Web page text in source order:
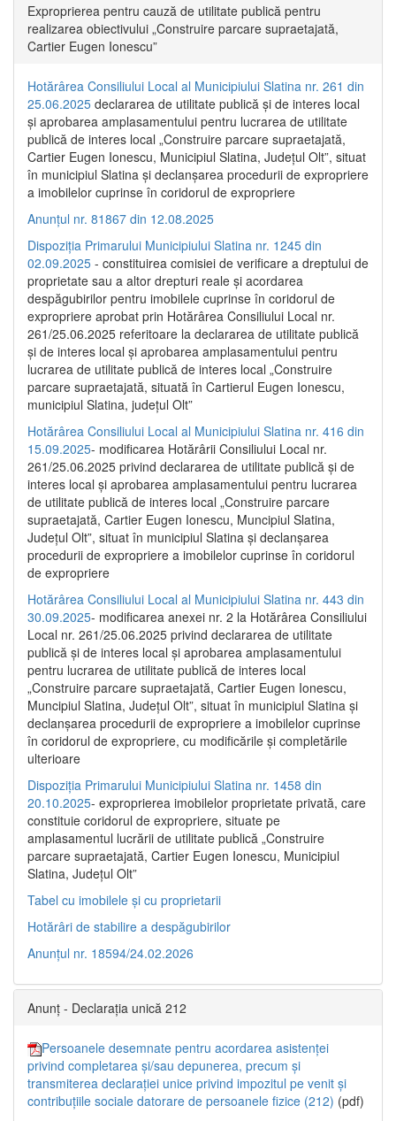
Exproprierea pentru cauză de utilitate publică pentru
realizarea obiectivului „Construire parcare supraetajată,
Cartier Eugen Ionescu”
Hotărârea Consiliului Local al Municipiului Slatina nr. 261 din
25.06.2025 declararea de utilitate publică și de interes local
și aprobarea amplasamentului pentru lucrarea de utilitate
publică de interes local „Construire parcare supraetajată,
Cartier Eugen Ionescu, Municipiul Slatina, Județul Olt”, situat
în municipiul Slatina și declanșarea procedurii de expropriere
a imobilelor cuprinse în coridorul de expropriere
Anunțul nr. 81867 din 12.08.2025
Dispoziția Primarului Municipiului Slatina nr. 1245 din
02.09.2025 - constituirea comisiei de verificare a dreptului de
proprietate sau a altor drepturi reale și acordarea
despăgubirilor pentru imobilele cuprinse în coridorul de
expropriere aprobat prin Hotărârea Consiliului Local nr.
261/25.06.2025 referitoare la declararea de utilitate publică
și de interes local și aprobarea amplasamentului pentru
lucrarea de utilitate publică de interes local „Construire
parcare supraetajată, situată în Cartierul Eugen Ionescu,
municipiul Slatina, județul Olt”
Hotărârea Consiliului Local al Municipiului Slatina nr. 416 din
15.09.2025- modificarea Hotărârii Consiliului Local nr.
261/25.06.2025 privind declararea de utilitate publică și de
interes local și aprobarea amplasamentului pentru lucrarea
de utilitate publică de interes local „Construire parcare
supraetajată, Cartier Eugen Ionescu, Muncipiul Slatina,
Județul Olt”, situat în municipiul Slatina și declanșarea
procedurii de expropriere a imobilelor cuprinse în coridorul
de expropriere
Hotărârea Consiliului Local al Municipiului Slatina nr. 443 din
30.09.2025- modificarea anexei nr. 2 la Hotărârea Consiliului
Local nr. 261/25.06.2025 privind declararea de utilitate
publică şi de interes local şi aprobarea amplasamentului
pentru lucrarea de utilitate publică de interes local
„Construire parcare supraetajată, Cartier Eugen Ionescu,
Muncipiul Slatina, Judeţul Olt”, situat în municipiul Slatina şi
declanşarea procedurii de expropriere a imobilelor cuprinse
în coridorul de expropriere, cu modificările şi completările
ulterioare
Dispoziția Primarului Municipiului Slatina nr. 1458 din
20.10.2025- exproprierea imobilelor proprietate privată, care
constituie coridorul de expropriere, situate pe
amplasamentul lucrării de utilitate publică „Construire
parcare supraetajată, Cartier Eugen Ionescu, Municipiul
Slatina, Județul Olt”
Tabel cu imobilele și cu proprietarii
Hotărâri de stabilire a despăgubirilor
Anunțul nr. 18594/24.02.2026
Anunț - Declarația unică 212
Persoanele desemnate pentru acordarea asistenței
privind completarea și/sau depunerea, precum și
transmiterea declarației unice privind impozitul pe venit și
contribuțiile sociale datorare de persoanele fizice (212) (pdf)